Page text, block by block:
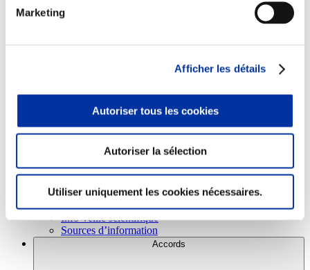
Marketing
Afficher les détails
Autoriser tous les cookies
Autoriser la sélection
Utiliser uniquement les cookies nécessaires.
Consommation
Viandes et santé
Juste rémunération et attractivité des métiers
Info-veille scientifique
Sources d’information
Accords